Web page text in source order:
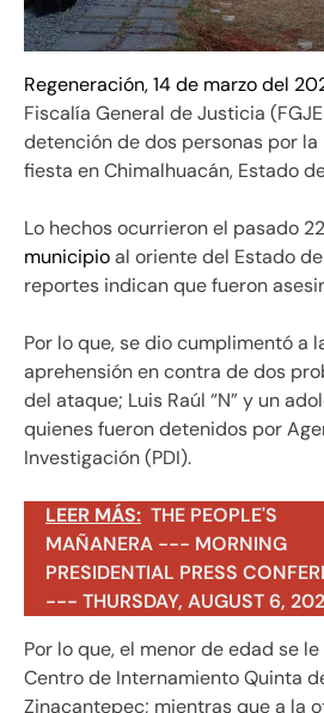
Regeneración, 14 de marzo del
Fiscalía General de Justicia
detención de dos personas por la
fiesta en Chimalhuacán, Estado
Lo hechos ocurrieron el pasado
municipioal oriente del Estado
reportes indican que fueron
Por lo que, se dio cumplimentó a
aprehensión en contra de dos
del ataque; Luis Raúl “N” y un
quienes fueron detenidos por
Investigación (PDI).
LEER MÁS: THE PEOPLE'S
MAÑANERA --- MORNING
PRESIDENTIAL PRESS
--- THURSDAY, AUGUST 6,
Por lo que, el menor de edad se
Centro de Internamiento Quinta
Zinacantepec; mientras que a la